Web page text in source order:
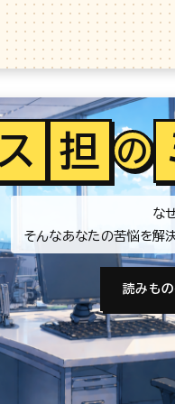
ス 担 の
な
そんなあなたの苦悩を解
読みも